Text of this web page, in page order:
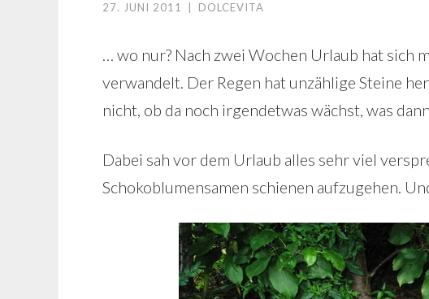
27. JUNI 2011 DOLCEVITA
… wo nur? Nach zwei Wochen Urlaub hat sich
verwandelt. Der Regen hat unzählige Steine
nicht, ob da noch irgendetwas wächst, was
Dabei sah vor dem Urlaub alles sehr viel
Schokoblumensamen schienen aufzugehen.